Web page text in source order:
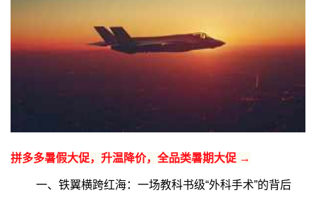
拼多多暑假大促，升温降价，全品类暑期大促 →
一、铁翼横跨红海：一场教科书级“外科手术”的背后